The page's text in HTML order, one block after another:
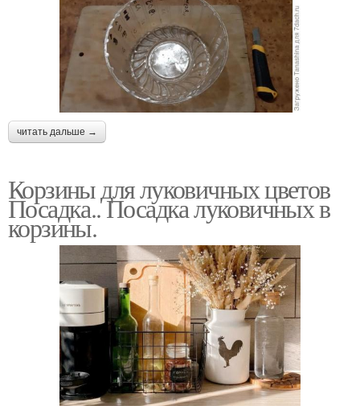
читать дальше →
Корзины для луковичных цветов
Посадка.. Посадка луковичных в
корзины.